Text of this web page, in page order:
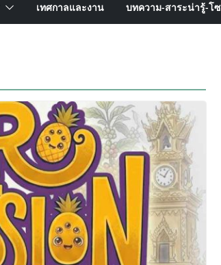
เทศกาลและงาน บทความ-สาระน่ารู้-โ